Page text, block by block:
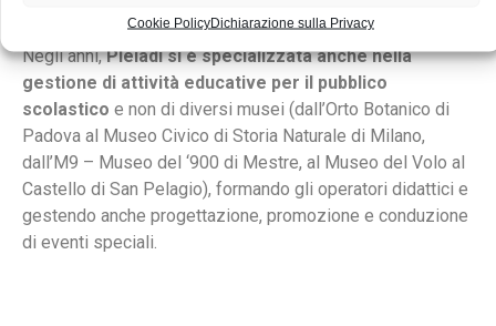
Cookie PolicyDichiarazione sulla Privacy
Negli anni,Pleiadi si è specializzata anche nella
gestione di attività educative per il pubblico
scolastico e non di diversi musei (dall’Orto Botanico di
Padova al Museo Civico di Storia Naturale di Milano,
dall’M9 – Museo del ‘900 di Mestre, al Museo del Volo al
Castello di San Pelagio), formando gli operatori didattici e
gestendo anche progettazione, promozione e conduzione
di eventi speciali.